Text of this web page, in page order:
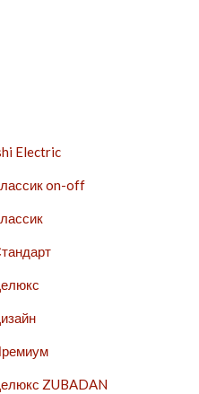
Electric
on-off
ZUBADAN